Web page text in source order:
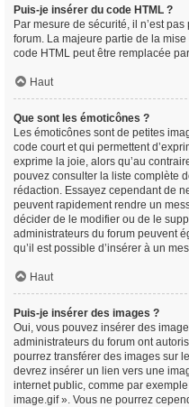
Puis-je insérer du code HTML ?
Par mesure de sécurité, il n’est
forum. La majeure partie de la
code HTML peut être remplacée
Haut
Que sont les émoticônes ?
Les émoticônes sont de petites
code court et qui permettent
exprime la joie, alors qu’au
pouvez consulter la liste complète
rédaction. Essayez cependant de
peuvent rapidement rendre un
décider de le modifier ou de le
administrateurs du forum peuvent
qu’il est possible d’insérer à un
Haut
Puis-je insérer des images ?
Oui, vous pouvez insérer des
administrateurs du forum ont
pourrez transférer des images sur
devrez insérer un lien vers une
internet public, comme par
image.gif ». Vous ne pourrez